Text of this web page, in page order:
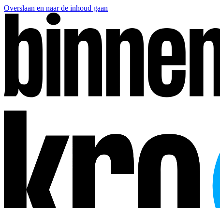
Overslaan en naar de inhoud gaan